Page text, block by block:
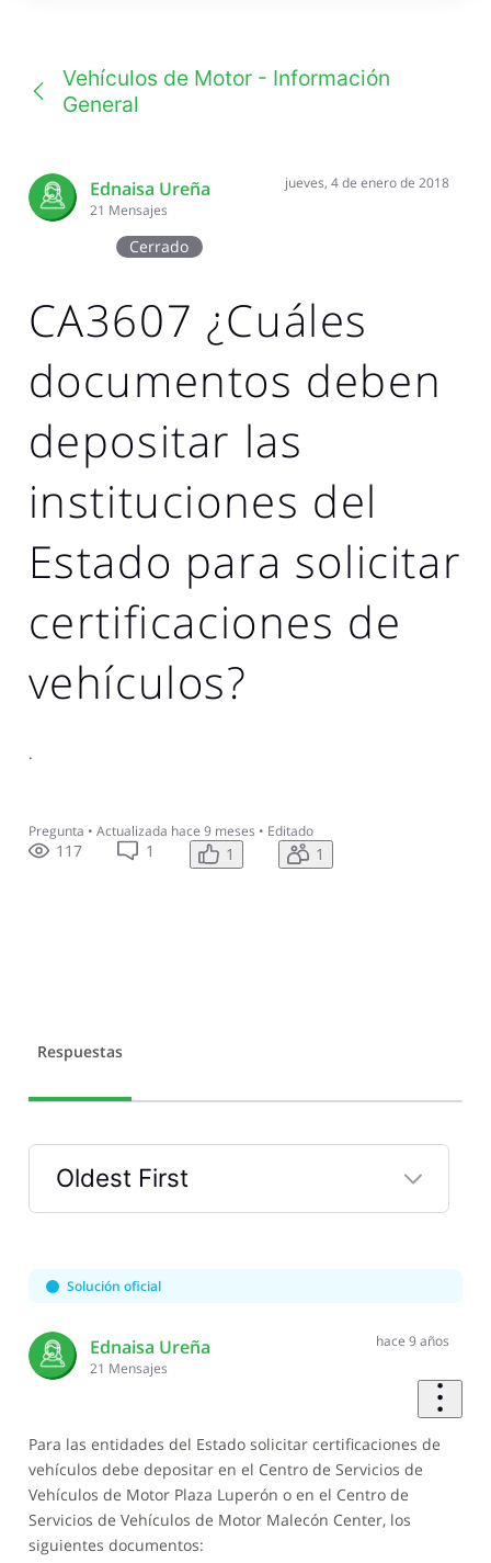
Vehículos de Motor - Información
General
Ednaisa Ureña
21 Mensajes
jueves, 4 de enero de 2018
Cerrado
CA3607 ¿Cuáles
documentos deben
depositar las
instituciones del
Estado para solicitar
certificaciones de
vehículos?
.
Pregunta • Actualizada hace 9 meses • Editado
117 1 1 1
Respuestas
Oldest First
Selected
First
Solución oficial
Ednaisa Ureña
21 Mensajes
hace 9 años
Para las entidades del Estado solicitar certificaciones de
vehículos debe depositar en el Centro de Servicios de
Vehículos de Motor Plaza Luperón o en el Centro de
Servicios de Vehículos de Motor Malecón Center, los
siguientes documentos: